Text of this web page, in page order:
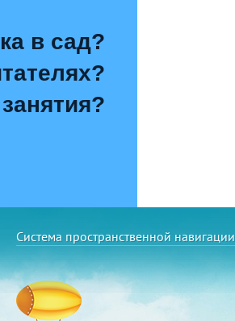
в сад?
Система пространственной навигации